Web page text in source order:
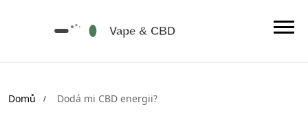
Domů Dodá mi CBD energii?